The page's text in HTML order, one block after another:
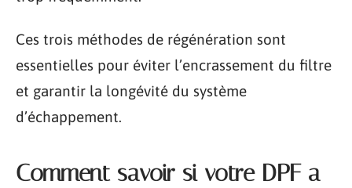
Ces trois méthodes de régénération sont
essentielles pour éviter l’encrassement du filtre
et garantir la longévité du système
d’échappement.
Comment savoir si votre DPF a